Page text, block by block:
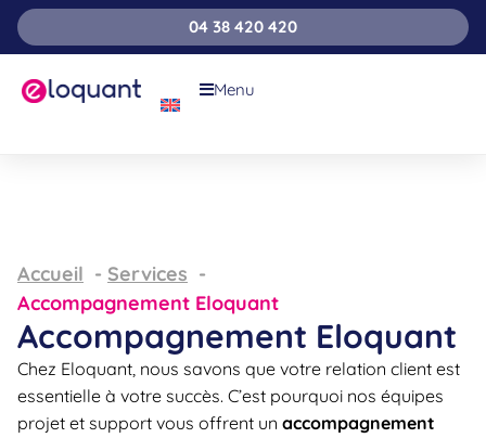
04 38 420 420
Menu
Accueil
Services
Accompagnement Eloquant
Accompagnement Eloquant
Chez Eloquant, nous savons que votre relation client est
essentielle à votre succès. C’est pourquoi nos équipes
projet et support vous offrent un accompagnement